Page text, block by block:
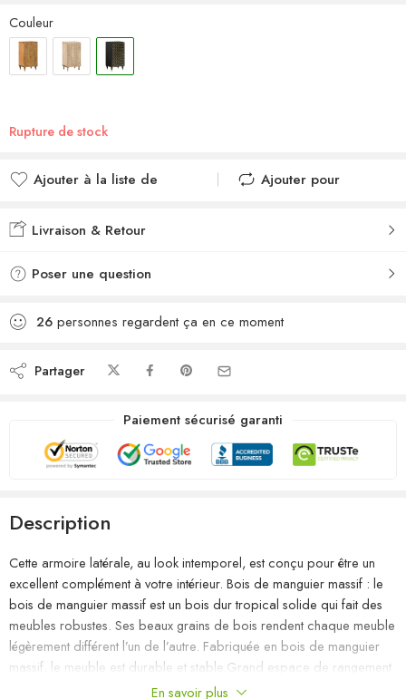
Couleur
Rupture de stock
Ajouter à la liste de
Ajouté à la liste de
Ajouter pour
Livraison & Retour
Poser une question
26 personnes regardent ça en ce moment
Partager
Paiement sécurisé garanti
Description
Cette armoire latérale, au look intemporel, est conçu pour être un
excellent complément à votre intérieur. Bois de manguier massif : le
bois de manguier massif est un bois dur tropical solide qui fait des
meubles robustes. Ses beaux grains de bois rendent chaque meuble
légèrement différent l’un de l’autre. Fabriquée en bois de manguier
massif, le meuble est durable et stable.Grand espace de rangement
: l’armoire offre un grand espace de rangement pour garder vos
En savoir plus